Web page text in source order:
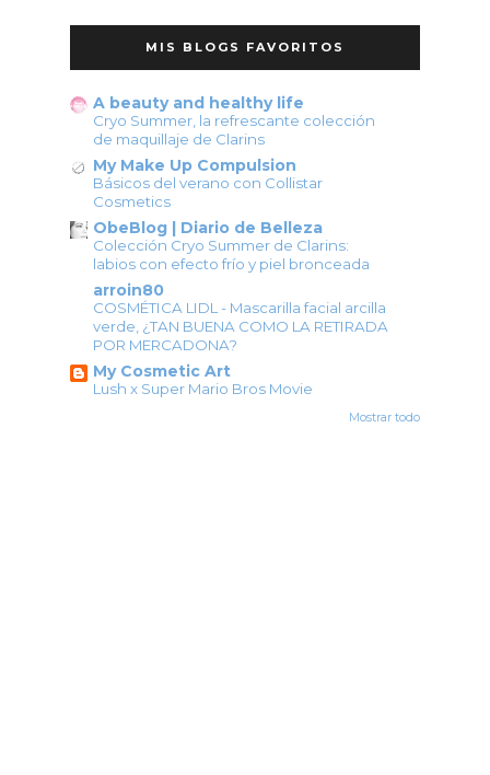
MIS BLOGS FAVORITOS
A beauty and healthy life
Cryo Summer, la refrescante colección
de maquillaje de Clarins
My Make Up Compulsion
Básicos del verano con Collistar
Cosmetics
ObeBlog | Diario de Belleza
Colección Cryo Summer de Clarins:
labios con efecto frío y piel bronceada
arroin80
COSMÉTICA LIDL - Mascarilla facial arcilla
verde, ¿TAN BUENA COMO LA RETIRADA
POR MERCADONA?
My Cosmetic Art
Lush x Super Mario Bros Movie
Mostrar todo